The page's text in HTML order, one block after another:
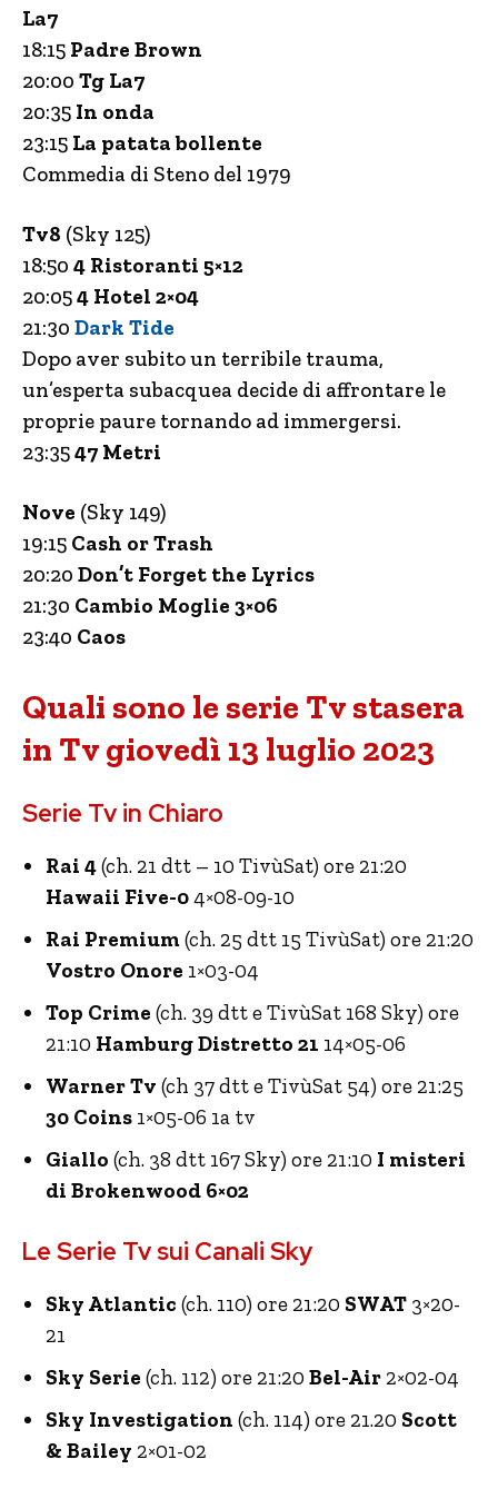
La7
18:15 Padre Brown
20:00 Tg La7
20:35 In onda
23:15 La patata bollente
Commedia di Steno del 1979
Tv8 (Sky 125)
18:50 4 Ristoranti 5×12
20:054 Hotel 2×04
21:30 Dark Tide
Dopo aver subito un terribile trauma,
un’esperta subacquea decide di affrontare le
proprie paure tornando ad immergersi.
23:3547 Metri
Nove (Sky 149)
19:15 Cash or Trash
20:20 Don’t Forget the Lyrics
21:30 Cambio Moglie 3×06
23:40 Caos
Quali sono le serie Tv stasera
in Tv giovedì 13 luglio 2023
Serie Tv in Chiaro
Rai 4(ch. 21 dtt – 10 TivùSat) ore 21:20
Hawaii Five-04×08-09-10
Rai Premium(ch. 25 dtt 15 TivùSat) ore 21:20
Vostro Onore 1×03-04
Top Crime (ch. 39 dtt e TivùSat 168 Sky) ore
21:10 Hamburg Distretto 21 14×05-06
Warner Tv (ch 37 dtt e TivùSat 54) ore 21:25
30 Coins 1×05-06 1a tv
Giallo (ch. 38 dtt 167 Sky) ore 21:10 I misteri
di Brokenwood 6×02
Le Serie Tv sui Canali Sky
Sky Atlantic (ch. 110) ore 21:20 SWAT 3×20-
21
Sky Serie (ch. 112) ore 21:20 Bel-Air 2×02-04
Sky Investigation (ch. 114) ore 21.20 Scott
& Bailey 2×01-02